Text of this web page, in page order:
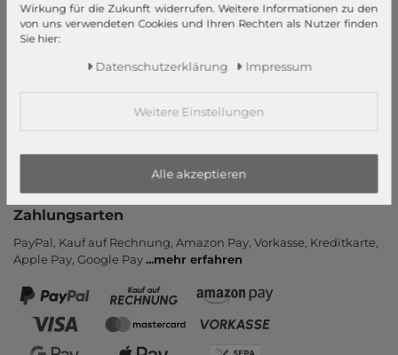
Informationen
Kontakt
Zahlungsarten
PayPal, Kauf auf Rechnung, Amazon Pay, Vor­kasse, Kredit­karte,
Apple Pay, Google Pay...mehr erfahren
Wirkung für die Zukunft widerrufen. Weitere Informationen zu den
von uns verwendeten Cookies und Ihren Rechten als Nutzer finden
Sie hier:
Daten­schutz­erklärung Impressum
Weitere Einstellungen
Alle akzeptieren